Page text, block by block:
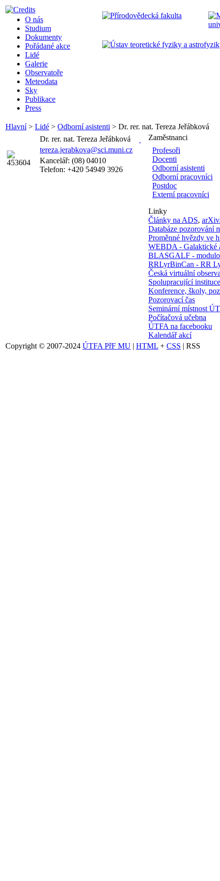
O nás
Studium
Dokumenty
Pořádané akce
Lidé
Galerie
Observatoře
Meteodata
Sky
Publikace
Press
Hlavní> Lidé > Odborní asistenti > Dr. rer. nat. Tereza Jeřábková
Zaměstnanci
Profesoři
Docenti
Odborní asistenti
Odborní pracovníci
Postdoc
Externí pracovníci
Linky
Články na ADS,
Databáze pozorování
Proměnné hvězdy ve
WEBDA - Galaktické
BLASGALF -
RRLyrBinCan - RR
Česká virtuální
Spolupracující instituce
Konference, školy,
Pozorovací čas
Seminární místnost
Počítačová učebna
ÚTFA na facebooku
Kalendář akcí
Dr. rer. nat. Tereza Jeřábková
tereza.jerabkova@sci.muni.cz
Kancelář: (08) 04010
Telefon: +420 54949 3926
Copyright © 2007-2024 ÚTFA PřF MU | HTML + CSS | RSS